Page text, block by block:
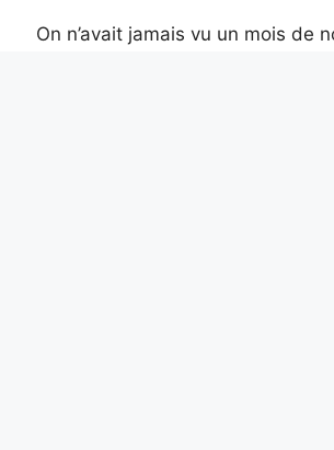
On n’avait jamais vu un mois de